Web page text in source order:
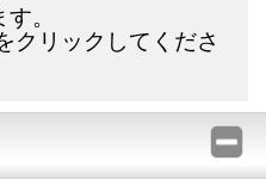
。
クリックしてくださ